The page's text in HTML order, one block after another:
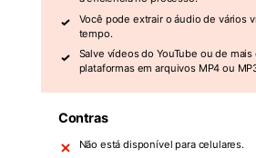
Você pode extrair o áudio de vários
tempo.
Salve vídeos do YouTube ou de mais
plataformas em arquivos MP4 ou
Contras
Não está disponível para celulares.